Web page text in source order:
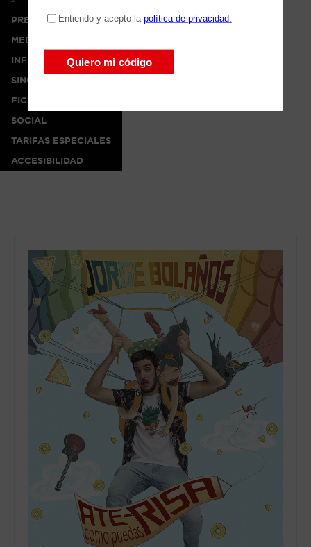
PRENSA
MEDIA
INFO
SINOPSIS
FICHA ARTÍSTICA
SOCIAL
TARIFAS ESPECIALES
ACCESIBILIDAD